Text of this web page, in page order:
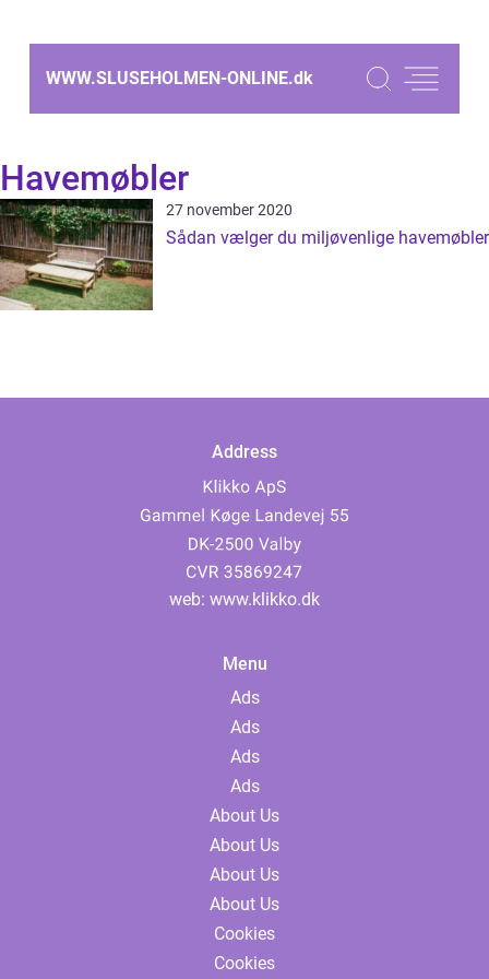
WWW.SLUSEHOLMEN-ONLINE.dk
Havemøbler
27 november 2020
Sådan vælger du miljøvenlige havemøbler
Address
web: www.klikko.dk
Menu
Ads
Ads
Ads
Ads
About Us
About Us
About Us
About Us
Cookies
Cookies